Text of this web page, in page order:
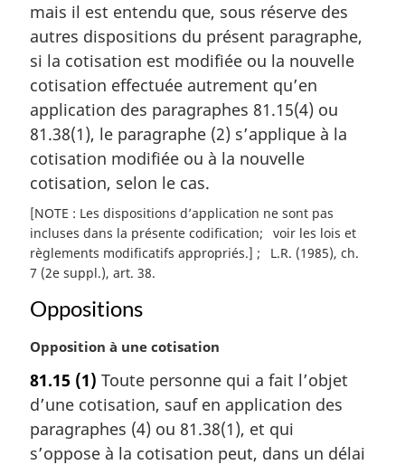
g
i
n
a
e
:
mais il est entendu que, sous réserve des
autres dispositions du présent paragraphe,
si la cotisation est modifiée ou la nouvelle
cotisation effectuée autrement qu’en
application des paragraphes 81.15(4) ou
81.38(1), le paragraphe (2) s’applique à la
cotisation modifiée ou à la nouvelle
cotisation, selon le cas.
[NOTE : Les dispositions d’application ne sont pas
incluses dans la présente codification
voir les lois et
règlements modificatifs appropriés.]
L.R. (1985), ch.
7 (2e suppl.), art. 38
Oppositions
N
t
e
m
a
Opposition à une cotisation
81.15 (1) Toute personne qui a fait l’objet
d’une cotisation, sauf en application des
paragraphes (4) ou 81.38(1), et qui
s’oppose à la cotisation peut, dans un délai